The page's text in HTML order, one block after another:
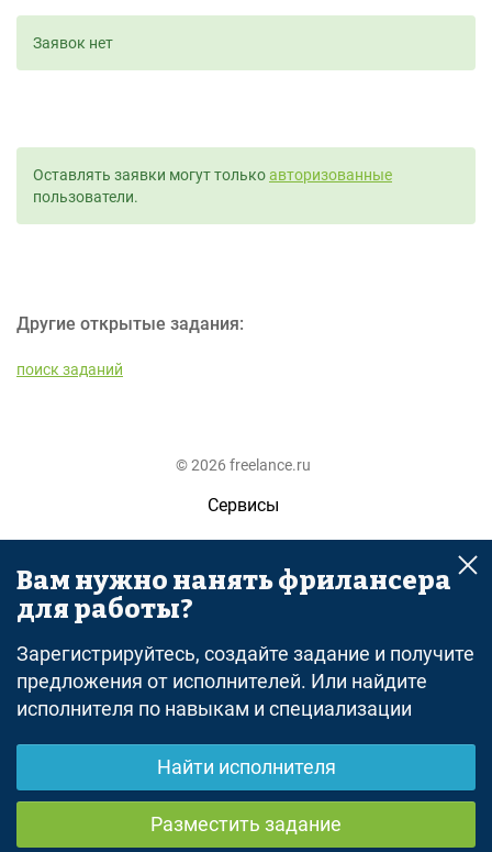
Заявок нет
Оставлять заявки могут толькоавторизованные
пользователи.
Другие открытые задания:
поиск заданий
© 2026 freelance.ru
Сервисы
Помощь
Поиск
Оферта
Политика конфиденциальности
Дисклеймер о ЗоЗПП
Отказ от ответственности
Вам нужно нанять фрилансера
для работы?
Зарегистрируйтесь, создайте задание и получите
предложения от исполнителей. Или найдите
исполнителя по навыкам и специализации
Найти исполнителя
Разместить задание